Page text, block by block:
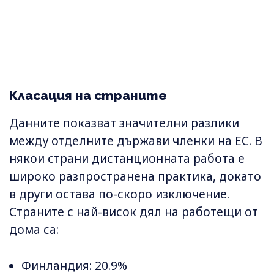
Класация на страните
Данните показват значителни разлики
между отделните държави членки на ЕС. В
някои страни дистанционната работа е
широко разпространена практика, докато
в други остава по-скоро изключение.
Страните с най-висок дял на работещи от
дома са:
Финландия: 20.9%